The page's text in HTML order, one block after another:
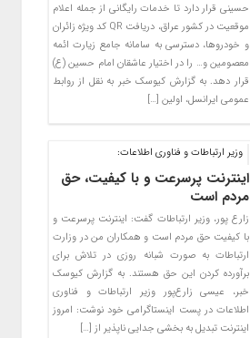
حسینی قرار دارد تا خدمات رایگانی از جمله اعلام
موقعیت در کشور عراق، دریافت QR کد ویژه زائران
و خودروها، دسترسی به سامانه جامع زیارت ائمه
معصومین و… را در اختیار عاشقان امام حسین (ع)
قرار ‌دهد. به گزارش کیوسک خبر به نقل از روابط
عمومی ایرانسل، اولین […]
وزیر ارتباطات و فناوری اطلاعات:
اینترنت پرسرعت و با کیفیت، حق
مردم است
زارع پور، وزیر ارتباطات گفت: اینترنت پرسرعت و
با کیفیت حق مردم است و همکاران من در وزارت
ارتباطات به صورت شبانه روزی در تلاش برای
برآورده کردن این حق هستند. به گزارش کیوسک
خبر، عیسی زارع‌پور وزیر ارتباطات و فناوری
اطلاعات در پست اینستاگرامی خود نوشت: امروز
اینترنت تبدیل به بخشی جدایی ناپذیر از […]